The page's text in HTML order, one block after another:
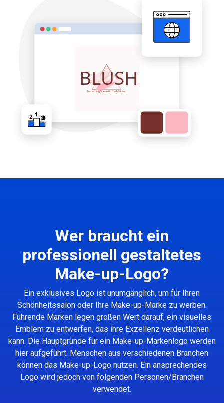
Wer braucht ein
professionell gestaltetes
Make-up-Logo?
Ein exklusives Logo ist unumgänglich, um für Ihren
Schönheitssalon oder Ihre Make-up-Marke zu werben.
Führende Marken legen großen Wert darauf, ein visuelles
Emblem zu entwerfen, das ihre Exzellenz verdeutlichen
kann. Die Hauptgründe für ein Make-up-Markenlogo werden
hier aufgeführt. Menschen aus verschiedenen Branchen
können das Make-up-Logo nutzen. Ein ansprechendes
Logo wird jedoch von folgenden Personen/Branchen
verwendet.